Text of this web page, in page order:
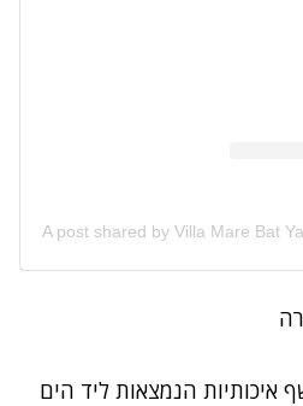
A post shared by Villa Mare Bat
הנמצאות ליד הים